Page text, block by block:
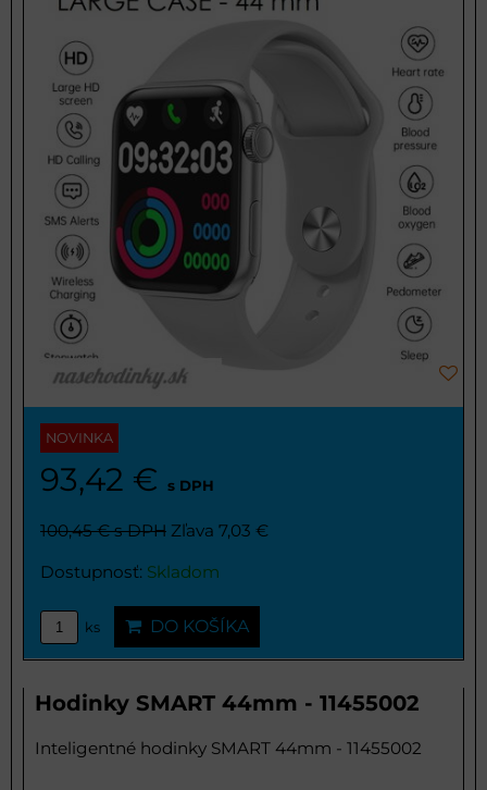
NOVINKA
93,42 € s DPH
100,45 €s DPH Zľava 7,03 €
Dostupnosť: Skladom
ks DO KOŠÍKA
Hodinky SMART 44mm - 11455002
Inteligentné hodinky SMART 44mm - 11455002